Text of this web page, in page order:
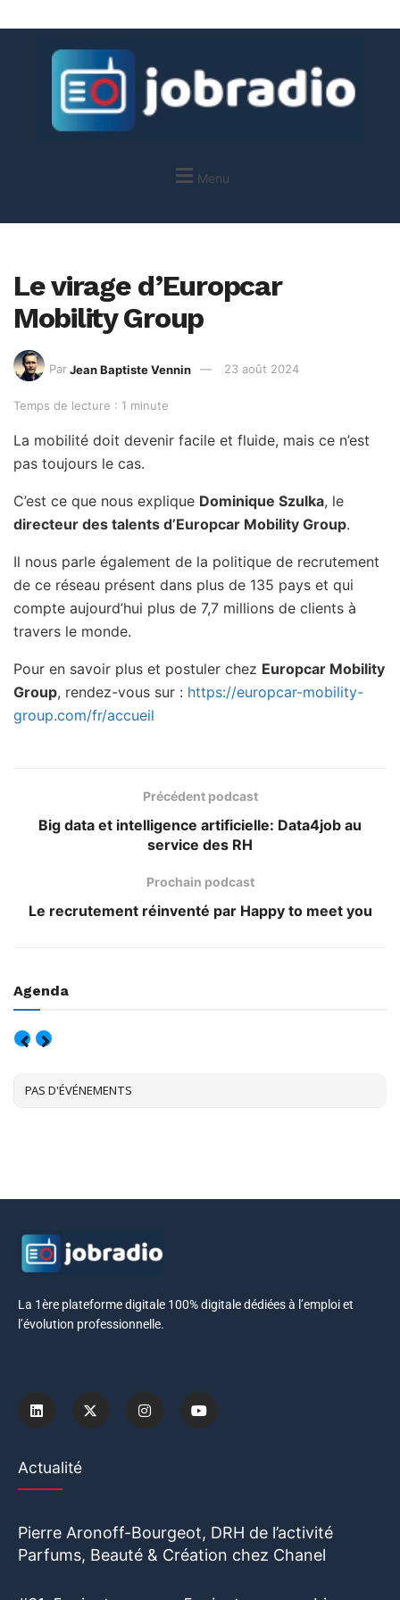
Menu
Le virage d’Europcar
Mobility Group
Par Jean Baptiste Vennin 23 août 2024
Temps de lecture : 1 minute
La mobilité doit devenir facile et fluide, mais ce n’est
pas toujours le cas.
C’est ce que nous explique Dominique Szulka, le
directeur des talents d’Europcar Mobility Group.
Il nous parle également de la politique de recrutement
de ce réseau présent dans plus de 135 pays et qui
compte aujourd’hui plus de 7,7 millions de clients à
travers le monde.
Pour en savoir plus et postuler chez Europcar Mobility
Group, rendez-vous sur : https://europcar-mobility-
group.com/fr/accueil
Précédent podcast
Big data et intelligence artificielle: Data4job au
service des RH
Prochain podcast
Le recrutement réinventé par Happy to meet you
Agenda
PAS D'ÉVÉNEMENTS
La 1ère plateforme digitale 100% digitale dédiées à l’emploi et
l’évolution professionnelle.
Actualité
Pierre Aronoff-Bourgeot, DRH de l’activité
Parfums, Beauté & Création chez Chanel